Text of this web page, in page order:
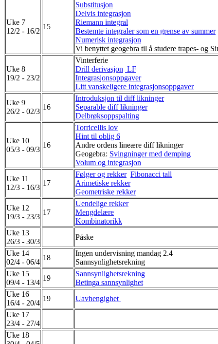
Uke 7
12/2 - 16/2
15
Substitusjon
Delvis integrasjon
Riemann integral
Bestemte integraler som en grense av summer
Numerisk integrasjon
Vi benyttet geogebra til å studere trapes- og
Uke 8
19/2 - 23/2
Vinterferie
Drill derivasjon LF
Integrasjonsoppgaver
Litt vanskeligere integrasjonsoppgaver
Uke 9
26/2 - 02/3
16
Introduksjon til diff likninger
Separable diff likninger
Delbrøksoppspalting
Uke 10
05/3 - 09/3
16
Torricellis lov
Hint til oblig 6
Andre ordens lineære diff likninger
Geogebra: Svingninger med demping
Volum og integrasjon
Uke 11
12/3 - 16/3
17
Følger og rekker Fibonacci tall
Arimetiske rekker
Geometriske rekker
Uke 12
19/3 - 23/3
17
Uendelige rekker
Mengdelære
Kombinatorikk
Uke 13
26/3 - 30/3
Påske
Uke 14
02/4 - 06/4
18
Ingen undervisning mandag 2.4
Sannsynlighetsrekning
Uke 15
09/4 - 13/4
19
Sannsynlighetsrekning
Betinga sannsynlighet
Uke 16
16/4 - 20/4
19
Uavhengighet
Uke 17
23/4 - 27/4
Uke 18